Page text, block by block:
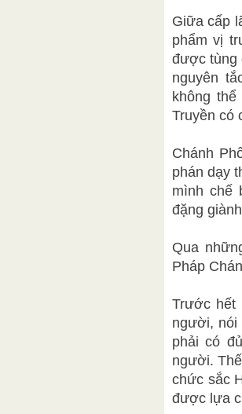
Giữa cấp
phẩm vị
được tùng
nguyên
không
Truyền có
Chánh
phán dạy
mình chế
đặng
Qua
Pháp
Trước hết
người, nói
phải có
người.
chức sắc
được lựa